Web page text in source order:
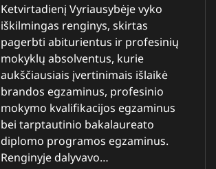
Ketvirtadienį Vyriausybėje vyko
iškilmingas renginys, skirtas
pagerbti abiturientus ir profesinių
mokyklų absolventus, kurie
aukščiausiais įvertinimais išlaikė
brandos egzaminus, profesinio
mokymo kvalifikacijos egzaminus
bei tarptautinio bakalaureato
diplomo programos egzaminus.
Renginyje dalyvavo…